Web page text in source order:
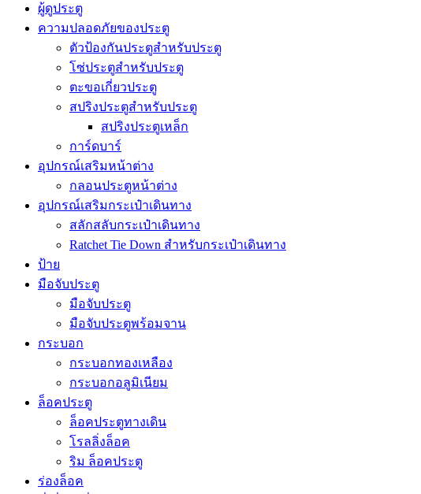
ผู้ดูประตู
ความปลอดภัยของประตู
ตัวป้องกันประตูสำหรับประตู
โซ่ประตูสำหรับประตู
ตะขอเกี่ยวประตู
สปริงประตูสำหรับประตู
สปริงประตูเหล็ก
การ์ดบาร์
อุปกรณ์เสริมหน้าต่าง
กลอนประตูหน้าต่าง
อุปกรณ์เสริมกระเป๋าเดินทาง
สลักสลับกระเป๋าเดินทาง
Ratchet Tie Down สำหรับกระเป๋าเดินทาง
ป้าย
มือจับประตู
มือจับประตู
มือจับประตูพร้อมจาน
กระบอก
กระบอกทองเหลือง
กระบอกอลูมิเนียม
ล็อคประตู
ล็อคประตูทางเดิน
โรลลิ่งล็อค
ริม ล็อคประตู
ร่องล็อค